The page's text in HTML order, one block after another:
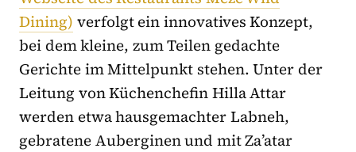
Dining) verfolgt ein innovatives Konzept,
bei dem kleine, zum Teilen gedachte
Gerichte im Mittelpunkt stehen. Unter der
Leitung von Küchenchefin Hilla Attar
werden etwa hausgemachter Labneh,
gebratene Auberginen und mit Za’atar